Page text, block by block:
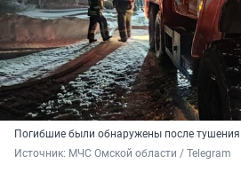
Погибшие были обнаружены после
Источник: МЧС Омской области / Telegram